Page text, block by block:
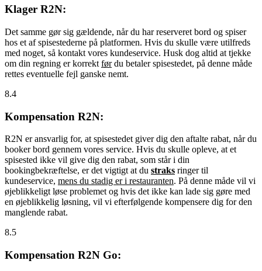
Klager R2N:
Det samme gør sig gældende, når du har reserveret bord og spiser
hos et af spisestederne på platformen. Hvis du skulle være utilfreds
med noget, så kontakt vores kundeservice. Husk dog altid at tjekke
om din regning er korrekt førdu betaler spisestedet, på denne måde
rettes eventuelle fejl ganske nemt.
8.4
Kompensation R2N:
R2N er ansvarlig for, at spisestedet giver dig den aftalte rabat, når du
booker bord gennem vores service. Hvis du skulle opleve, at et
spisested ikke vil give dig den rabat, som står i din
bookingbekræftelse, er det vigtigt at du straks ringer til
kundeservice, mens du stadig er i restauranten. På denne måde vil vi
øjeblikkeligt løse problemet og hvis det ikke kan lade sig gøre med
en øjeblikkelig løsning, vil vi efterfølgende kompensere dig for den
manglende rabat.
8.5
Kompensation R2N Go: